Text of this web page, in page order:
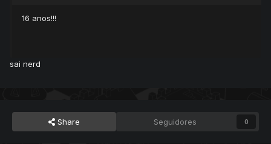
16 anos!!!
sai nerd
Share Seguidores 0